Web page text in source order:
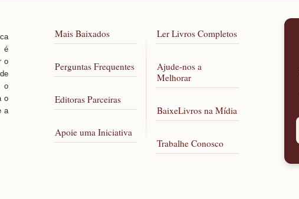
é
o
o
o
a
Mais Baixados
Perguntas Frequentes
Editoras Parceiras
Apoie uma Iniciativa
Ler Livros Completos
Ajude-nos a
Melhorar
BaixeLivros na Mídia
Trabalhe Conosco